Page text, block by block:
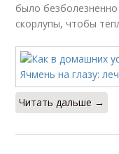
было
скорлупы, чтобы
Читать дальше →